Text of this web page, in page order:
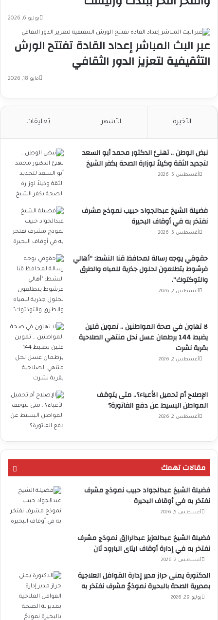
يوليو 6, 2026
عبر البث المباشر إعداد القادة تفتتح الورش
التثقيفية لتعزيز الدور الثقافي
مايو 18, 2026
الأخيرة الأشهر تعليقات
نبض الوطن .. تهنئ الدكتور محمد أبو السعد
لتجديد الثقة وكيلاً لوزارة الصحة بكفر الشيخ
أغسطس 5, 2026
فضيلة الشيخ عبدالجواد حبيب نموذج مشرف
نفتخر به في أوقاف البحيرة
أغسطس 5, 2026
حقوقي يوجه رسالة لمحافظ قنا النشط: “أهالي
فرشوط يتطلعون لحلول جذرية للمياه والطرق
والتوكتوك”.
أغسطس 2, 2026
لا تهاون في صحة المواطنين .. تموين قلين
يضبط 144 برطمان عسل نحل منتهي الصلاحية
بقرية نشرت
أغسطس 2, 2026
الإصلاح أم تحميل الأعباء؟.. متى يتوقف
المواطن البسيط عن دفع الفاتورة؟
أغسطس 2, 2026
مقالات تهمك
فضيلة الشيخ عبدالجواد حبيب نموذج مشرف
نفتخر به في أوقاف البحيرة
أغسطس 5, 2026
فضيلة الشيخ عبدالعزيز عبدالرازق نموذج مشرف
نفتخر به في إدارة أوقاف ايتاى البارود ثان
أغسطس 2, 2026
الدكتورة يمنى حراز مدير إدارة القوافل العلاجية
بمديرية الصحة بالبحيرة نموذجٌ مشرف نفتخر به
يوليو 29, 2026